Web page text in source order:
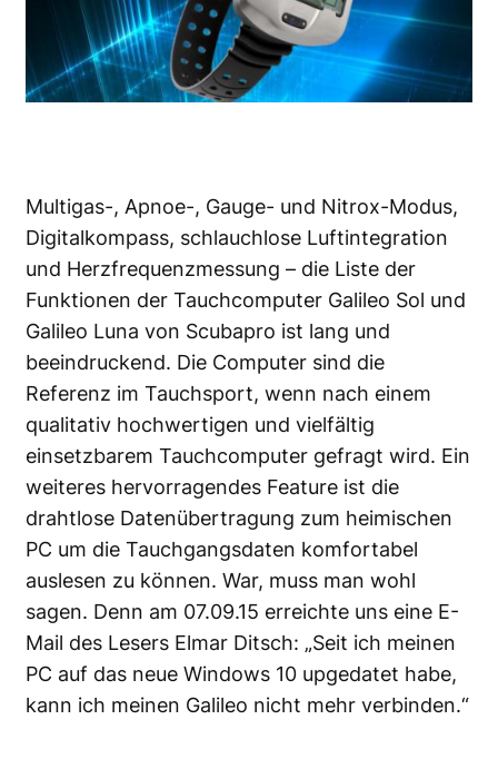
Multigas-, Apnoe-, Gauge- und Nitrox-Modus,
Digitalkompass, schlauchlose Luftintegration
und Herzfrequenzmessung – die Liste der
Funktionen der Tauchcomputer Galileo Sol und
Galileo Luna von Scubapro ist lang und
beeindruckend. Die Computer sind die
Referenz im Tauchsport, wenn nach einem
qualitativ hochwertigen und vielfältig
einsetzbarem Tauchcomputer gefragt wird. Ein
weiteres hervorragendes Feature ist die
drahtlose Datenübertragung zum heimischen
PC um die Tauchgangsdaten komfortabel
auslesen zu können. War, muss man wohl
sagen. Denn am 07.09.15 erreichte uns eine E-
Mail des Lesers Elmar Ditsch: „Seit ich meinen
PC auf das neue Windows 10 upgedatet habe,
kann ich meinen Galileo nicht mehr verbinden.“